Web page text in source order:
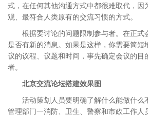
式，在任何其他沟通方式中都很难取代，因
观、最符合人类原有的交流习惯的方式。
根据要讨论的问题限制参与者。在正式
是否有新的消息。如果是这样，你需要简短
议的议程、议题和时间，事先确定会议的目
者。
北京交流论坛搭建效果图
活动策划人员要明确了解什么能做什么
管理部门一消防、卫生、警察和市政工作人